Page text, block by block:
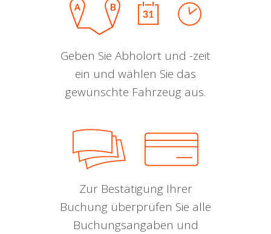
Geben Sie Abholort und -zeit
ein und wählen Sie das
gewünschte Fahrzeug aus.
Zur Bestätigung Ihrer
Buchung überprüfen Sie alle
Buchungsangaben und